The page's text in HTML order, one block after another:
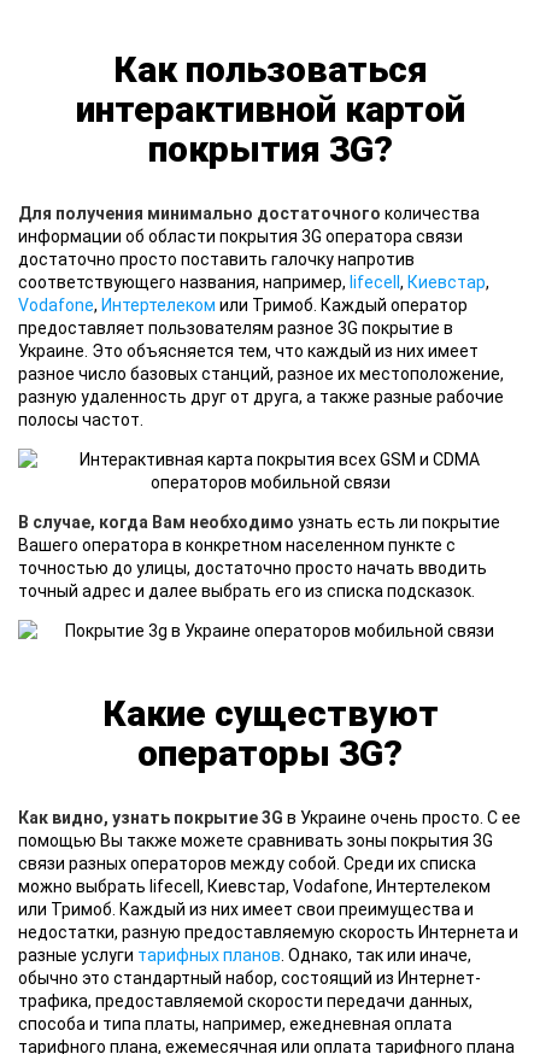
Как пользоваться
интерактивной картой
покрытия 3G?
Для получения минимально достаточного количества
информации об области покрытия 3G оператора связи
достаточно просто поставить галочку напротив
соответствующего названия, например, lifecell , Киевстар,
Vodafone, Интертелеком или Тримоб. Каждый оператор
предоставляет пользователям разное 3G покрытие в
Украине. Это объясняется тем, что каждый из них имеет
разное число базовых станций, разное их местоположение,
разную удаленность друг от друга, а также разные рабочие
полосы частот.
В случае, когда Вам необходимо узнать есть ли покрытие
Вашего оператора в конкретном населенном пункте с
точностью до улицы, достаточно просто начать вводить
точный адрес и далее выбрать его из списка подсказок.
Какие существуют
операторы 3G?
Как видно, узнать покрытие 3G в Украине очень просто. С ее
помощью Вы также можете сравнивать зоны покрытия 3G
связи разных операторов между собой. Среди их списка
можно выбрать lifecell, Киевстар, Vodafone, Интертелеком
или Тримоб. Каждый из них имеет свои преимущества и
недостатки, разную предоставляемую скорость Интернета и
разные услуги тарифных планов . Однако, так или иначе,
обычно это стандартный набор, состоящий из Интернет-
трафика, предоставляемой скорости передачи данных,
способа и типа платы, например, ежедневная оплата
тарифного плана, ежемесячная или оплата тарифного плана